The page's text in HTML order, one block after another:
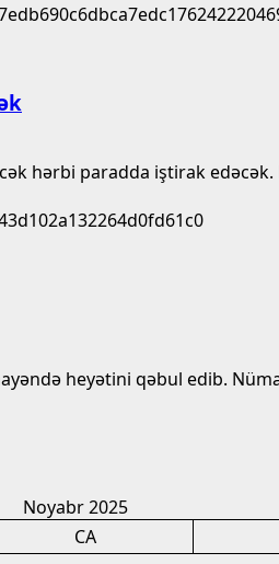
hərbi paradda iştirak edəcək.
heyətini qəbul edib.
Noyabr 2025
CA